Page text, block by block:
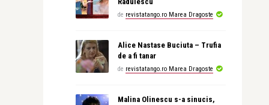
de revistatango.ro Marea Dragoste
Alice Nastase Buciuta – Trufia
de a fi tanar
de revistatango.ro Marea Dragoste
Malina Olinescu s-a sinucis,